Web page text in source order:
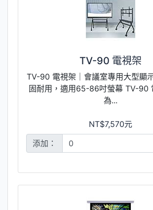
TV-90 電視架
TV-90 電視架｜會議室專用大型顯
固耐用，適用65-86吋螢幕 TV-90
為...
NT$7,570元
添加：